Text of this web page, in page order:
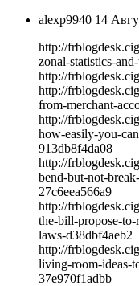
alexp9940 14
http://
zonal-statistics-
http://
http://
from-merchant-
http://
how-easily-you-
913db8f4da08
http://
bend-but-not-
27c6eea566a9
http://
the-bill-propose-
laws-d38dbf4aeb2
http://
living-room-ideas-
37e970f1adbb